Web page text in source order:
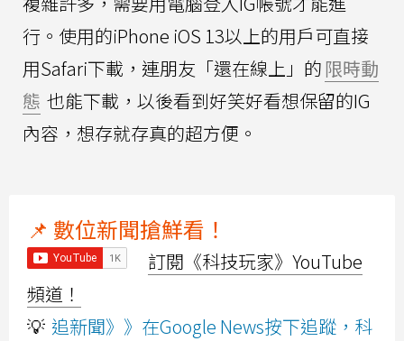
行。使用的iPhone iOS 13以上的用戶可直接
用Safari下載，連朋友「還在線上」的 限時動
態 也能下載，以後看到好笑好看想保留的IG
內容，想存就存真的超方便。
📌 數位新聞搶鮮看！
訂閱《科技玩家》YouTube
頻道！
💡 追新聞》》在Google News按下追蹤，科